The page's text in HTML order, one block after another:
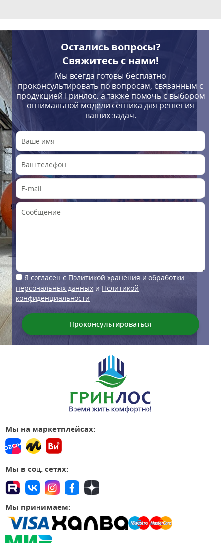
Остались вопросы?
Свяжитесь с нами!
Мы всегда готовы бесплатно
проконсультировать по вопросам, связанным с
продукцией Гринлос, а также помочь с выбором
оптимальной модели септика для решения
ваших задач.
Я согласен с Политикой хранения и обработки
персональных данных и Политикой
конфиденциальности
Мы на маркетплейсах:
Мы в соц. сетях:
Мы принимаем: